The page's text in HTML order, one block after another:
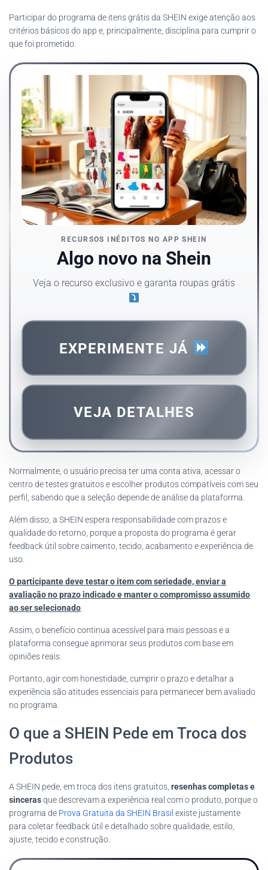
Participar do programa de itens grátis da SHEIN exige atenção aos
critérios básicos do app e, principalmente, disciplina para cumprir o
que foi prometido.
RECURSOS INÉDITOS NO APP SHEIN
Algo novo na Shein
Veja o recurso exclusivo e garanta roupas grátis
EXPERIMENTE JÁ
VEJA DETALHES
Normalmente, o usuário precisa ter uma conta ativa, acessar o
centro de testes gratuitos e escolher produtos compatíveis com seu
perfil, sabendo que a seleção depende de análise da plataforma.
Além disso, a SHEIN espera responsabilidade com prazos e
qualidade do retorno, porque a proposta do programa é gerar
feedback útil sobre caimento, tecido, acabamento e experiência de
uso.
O participante deve testar o item com seriedade, enviar a
avaliação no prazo indicado e manter o compromisso assumido
ao ser selecionado.
Assim, o benefício continua acessível para mais pessoas e a
plataforma consegue aprimorar seus produtos com base em
opiniões reais.
Portanto, agir com honestidade, cumprir o prazo e detalhar a
experiência são atitudes essenciais para permanecer bem avaliado
no programa.
O que a SHEIN Pede em Troca dos
Produtos
A SHEIN pede, em troca dos itens gratuitos, resenhas completas e
sincerasque descrevam a experiência real com o produto, porque o
programa de Prova Gratuita da SHEIN Brasil existe justamente
para coletar feedback útil e detalhado sobre qualidade, estilo,
ajuste, tecido e construção.